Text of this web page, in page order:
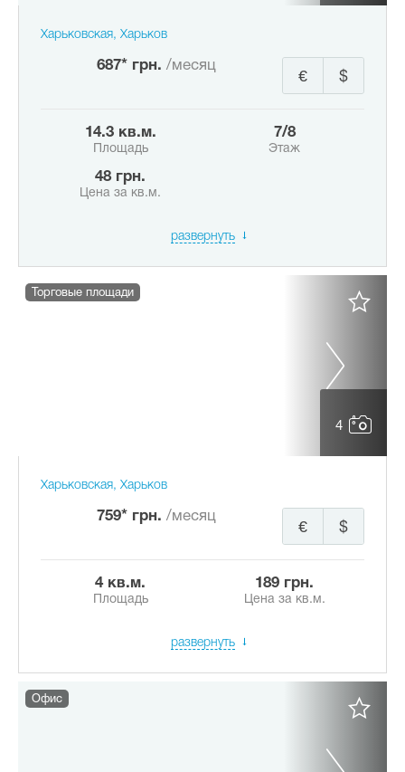
Харьковская, Харьков
687* грн. /месяц
$
€
14.3 кв.м.
Площадь
7/8
Этаж
48 грн.
Цена за кв.м.
развернуть
4
Торговые площади
Харьковская, Харьков
759* грн. /месяц
$
€
4 кв.м.
Площадь
189 грн.
Цена за кв.м.
развернуть
Офис